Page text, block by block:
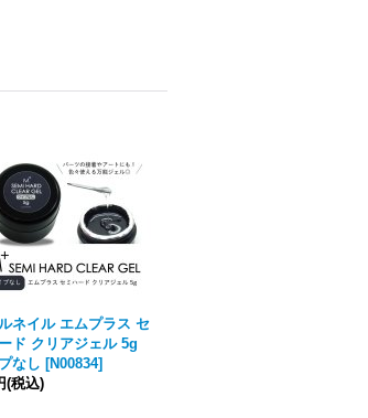
ネイル エムプラス セ
ド クリアジェル 5g
なし [N00834]
(税込)